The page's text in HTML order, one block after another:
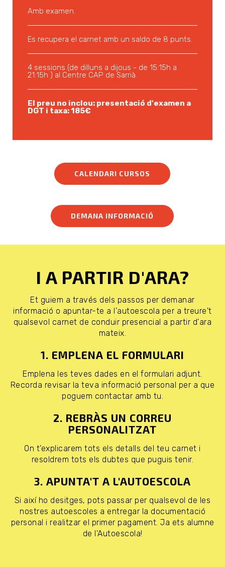
Amb examen.
Es recupera el carnet amb un saldo de 8 punts.
4 sessions (de dilluns a dijous - de 15:15h a
21:15h ) al Centre CAP de Sarrià.
El preu no inclou: presentació d'examen a
DGT i taxa: 185€
CALENDARI CURSOS
DEMANA INFORMACIÓ
I A PARTIR D'ARA?
Et guiem a través dels passos per demanar
informació o apuntar-te a l'autoescola per a treure't
qualsevol carnet de conduir presencial a partir d'ara
mateix.
1. EMPLENA EL FORMULARI
Emplena les teves dades en el formulari adjunt.
Recorda revisar la teva informació personal per a que
poguem contactar amb tu.
2. REBRÀS UN CORREU
PERSONALITZAT
On t'explicarem tots els detalls del teu carnet i
resoldrem tots els dubtes que puguis tenir.
3. APUNTA'T A L'AUTOESCOLA
Si així ho desitges, pots passar per qualsevol de les
nostres autoescoles a entregar la documentació
personal i realitzar el primer pagament. Ja ets alumne
de l'Autoescola!